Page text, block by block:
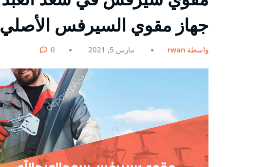
جهاز مقوي السيرفس الأصلي 5g
بواسطة rwan مارس 5, 2021 0